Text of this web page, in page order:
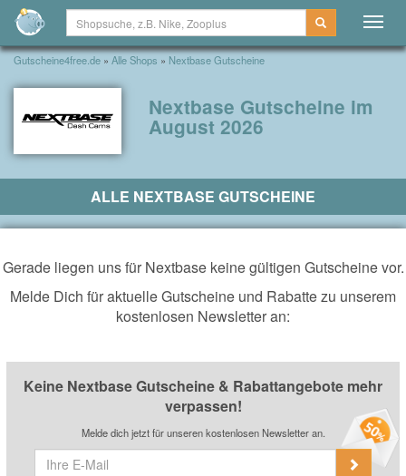
Gutscheine4free.de » Alle Shops » Nextbase Gutscheine
Nextbase Gutscheine im
August 2026
ALLE NEXTBASE GUTSCHEINE
Gerade liegen uns für Nextbase keine gültigen Gutscheine vor.
Melde Dich für aktuelle Gutscheine und Rabatte zu unserem
kostenlosen Newsletter an:
Keine Nextbase Gutscheine & Rabattangebote mehr
verpassen!
Melde dich jetzt für unseren kostenlosen Newsletter an.